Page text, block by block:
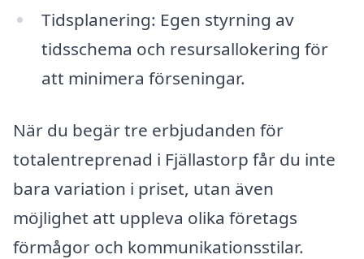
Tidsplanering: Egen styrning av
tidsschema och resursallokering för
att minimera förseningar.
När du begär tre erbjudanden för
totalentreprenad i Fjällastorp får du inte
bara variation i priset, utan även
möjlighet att uppleva olika företags
förmågor och kommunikationsstilar.